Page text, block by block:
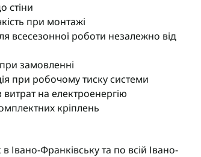
стіни
при монтажі
всесезонної роботи незалежно від
замовленні
при робочому тиску системи
на електроенергію
кріплень
Франківську та по всій Івано-